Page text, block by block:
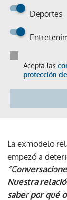
Deportes
Acepta las
protección
La exmodelo
empezó a
Nuestra
saber por qué